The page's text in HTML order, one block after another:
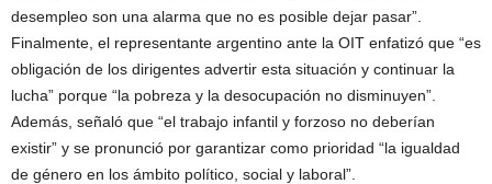
desempleo son una alarma que no es posible dejar pasar”.
Finalmente, el representante argentino ante la OIT enfatizó que “es
obligación de los dirigentes advertir esta situación y continuar la
lucha” porque “la pobreza y la desocupación no disminuyen”.
Además, señaló que “el trabajo infantil y forzoso no deberían
existir” y se pronunció por garantizar como prioridad “la igualdad
de género en los ámbito político, social y laboral”.